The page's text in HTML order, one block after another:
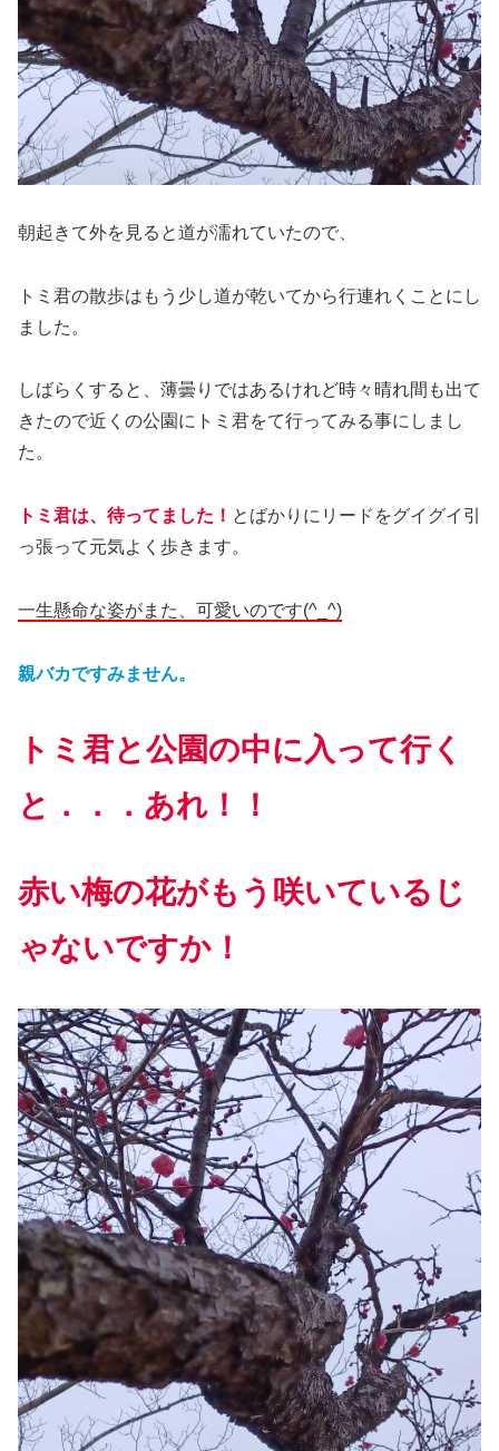
朝起きて外を見ると道が濡れていたので、
トミ君の散歩はもう少し道が乾いてから行連れくことにし
ました。
しばらくすると、薄曇りではあるけれど時々晴れ間も出て
きたので近くの公園にトミ君をて行ってみる事にしまし
た。
トミ君は、待ってました！ とばかりにリードをグイグイ引
っ張って元気よく歩きます。
一生懸命な姿がまた、可愛いのです(^_^)
親バカですみません。
トミ君と公園の中に入って行く
と．．．あれ！！
赤い梅の花がもう咲いているじ
ゃないですか！